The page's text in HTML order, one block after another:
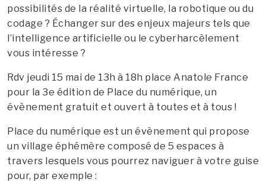
possibilités de la réalité virtuelle, la robotique ou du
codage ? Échanger sur des enjeux majeurs tels que
l’intelligence artificielle ou le cyberharcèlement
vous intéresse ?
Rdv jeudi 15 mai de 13h à 18h place Anatole France
pour la 3e édition de Place du numérique, un
évènement gratuit et ouvert à toutes et à tous !
Place du numérique est un évènement qui propose
un village éphémère composé de 5 espaces à
travers lesquels vous pourrez naviguer à votre guise
pour, par exemple :